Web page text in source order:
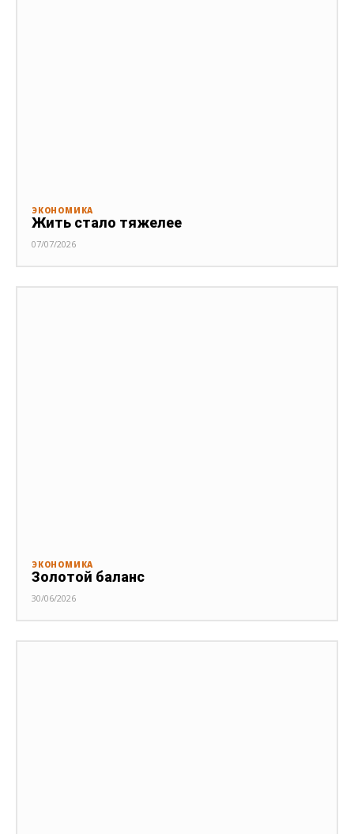
ЭКОНОМИКА
Жить стало тяжелее
07/07/2026
ЭКОНОМИКА
Золотой баланс
30/06/2026